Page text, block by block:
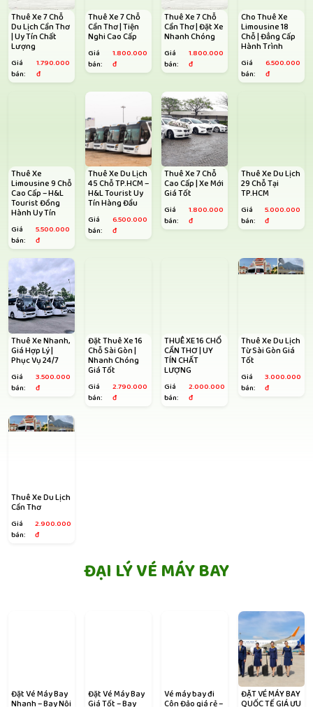
Thuê Xe 7 Chỗ
Du Lịch Cần Thơ
| Uy Tín Chất
Lượng
Giá
bán:
1.790.000
đ
Thuê Xe 7 Chỗ
Cần Thơ | Tiện
Nghi Cao Cấp
Giá
bán:
1.800.000
đ
Thuê Xe 7 Chỗ
Cần Thơ | Đặt Xe
Nhanh Chóng
Giá
bán:
1.800.000
đ
Cho Thuê Xe
Limousine 18
Chỗ | Đẳng Cấp
Hành Trình
Giá
bán:
6.500.000
đ
Thuê Xe
Limousine 9 Chỗ
Cao Cấp – H&L
Tourist Đồng
Hành Uy Tín
Giá
bán:
5.500.000
đ
Thuê Xe Du Lịch
45 Chỗ TP.HCM –
H&L Tourist Uy
Tín Hàng Đầu
Giá
bán:
6.500.000
đ
Thuê Xe 7 Chỗ
Cao Cấp | Xe Mới
Giá Tốt
Giá
bán:
1.800.000
đ
Thuê Xe Du Lịch
29 Chỗ Tại
TP.HCM
Giá
bán:
5.000.000
đ
Thuê Xe Nhanh,
Giá Hợp Lý |
Phục Vụ 24/7
Giá
bán:
3.500.000
đ
Đặt Thuê Xe 16
Chỗ Sài Gòn |
Nhanh Chóng
Giá Tốt
Giá
bán:
2.790.000
đ
THUÊ XE 16 CHỔ
CẦN THƠ | UY
TÍN CHẤT
LƯỢNG
Giá
bán:
2.000.000
đ
Thuê Xe Du Lịch
Từ Sài Gòn Giá
Tốt
Giá
bán:
3.000.000
đ
Thuê Xe Du Lịch
Cần Thơ
Giá
bán:
2.900.000
đ
ĐẠI LÝ VÉ MÁY BAY
Đặt Vé Máy Bay
Nhanh – Bay Nội
Đặt Vé Máy Bay
Giá Tốt – Bay
Vé máy bay đi
Côn Đảo giá rẻ –
ĐẶT VÉ MÁY BAY
QUỐC TẾ GIÁ ƯU